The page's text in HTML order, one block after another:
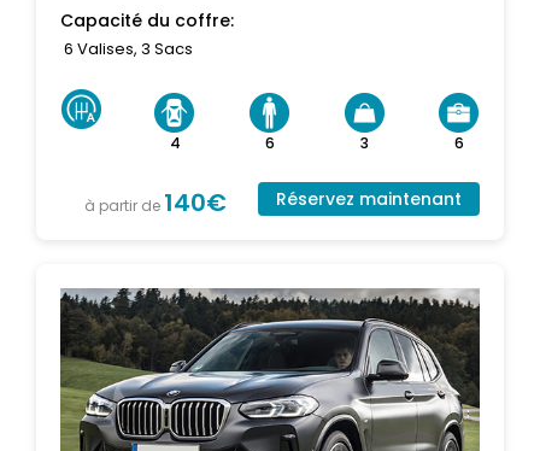
Capacité du coffre:
6 Valises, 3 Sacs
4 6 3 6
à partir de 140€ Réservez maintenant